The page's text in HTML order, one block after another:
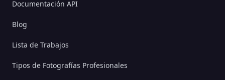
Documentación API
Blog
Lista de Trabajos
Tipos de Fotografías Profesionales